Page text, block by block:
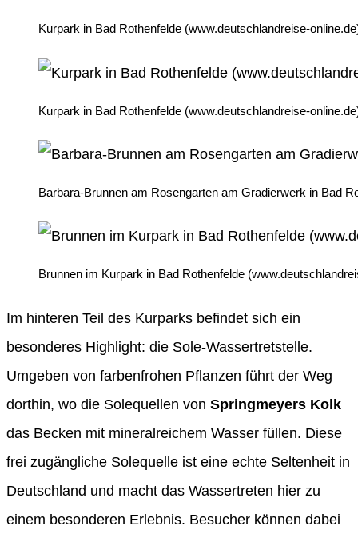
Kurpark in Bad Rothenfelde (www.deutschlandreise-
Kurpark in Bad Rothenfelde (www.deutschlandreise-
Barbara-Brunnen am Rosengarten am Gradierwerk in Bad
Brunnen im Kurpark in Bad Rothenfelde
Im hinteren Teil des Kurparks befindet sich ein
besonderes Highlight: die Sole-Wassertretstelle.
Umgeben von farbenfrohen Pflanzen führt der Weg
dorthin, wo die Solequellen von Springmeyers Kolk
das Becken mit mineralreichem Wasser füllen. Diese
frei zugängliche Solequelle ist eine echte Seltenheit in
Deutschland und macht das Wassertreten hier zu
einem besonderen Erlebnis. Besucher können dabei